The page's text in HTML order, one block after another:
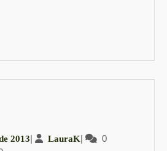
201313
| LauraKLauraK
|
0